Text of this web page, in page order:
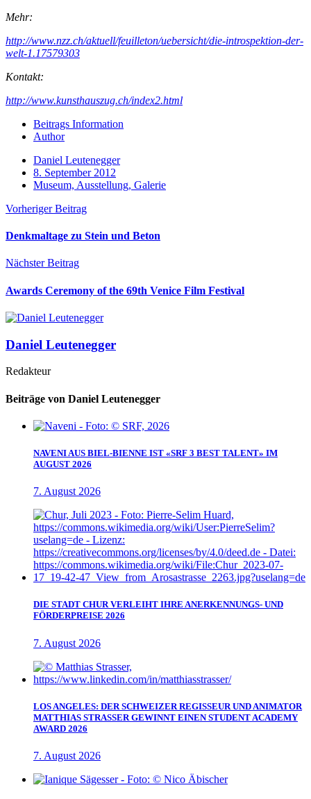
Mehr:
http://www.nzz.ch/aktuell/feuilleton/uebersicht/die-introspektion-der-
welt-1.17579303
Kontakt:
http://www.kunsthauszug.ch/index2.html
Beitrags Information
Author
Daniel Leutenegger
8. September 2012
Museum, Ausstellung, Galerie
Vorheriger Beitrag
Denkmaltage zu Stein und Beton
Nächster Beitrag
Awards Ceremony of the 69th Venice Film Festival
Daniel Leutenegger
Redakteur
Beiträge von Daniel Leutenegger
NAVENI AUS BIEL-BIENNE IST «SRF 3 BEST TALENT» IM
AUGUST 2026
7. August 2026
DIE STADT CHUR VERLEIHT IHRE ANERKENNUNGS- UND
FÖRDERPREISE 2026
7. August 2026
LOS ANGELES: DER SCHWEIZER REGISSEUR UND ANIMATOR
MATTHIAS STRASSER GEWINNT EINEN STUDENT ACADEMY
AWARD 2026
7. August 2026